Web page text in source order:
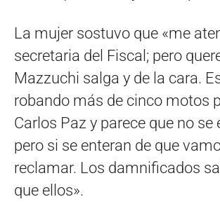
La mujer sostuvo que «me
secretaria del Fiscal; pero
Mazzuchi salga y de la cara.
robando más de cinco motos
Carlos Paz y parece que no se
pero si se enteran de que
reclamar. Los damnificados
que ellos».